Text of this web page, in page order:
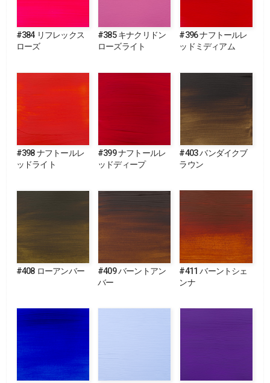
#384 リフレックス
ローズ
#385 キナクリドン
ローズライト
#396 ナフトールレ
ッドミディアム
#398 ナフトールレ
ッドライト
#399 ナフトールレ
ッドディープ
#403 バンダイクブ
ラウン
#408 ローアンバー
#409 バーントアン
バー
#411 バーントシェ
ンナ